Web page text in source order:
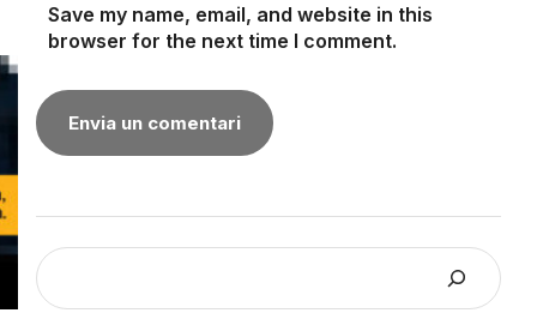
Save my name, email, and website in this
browser for the next time I comment.